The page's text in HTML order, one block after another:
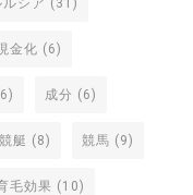
ルシア (31)
金化 (6)
成分 (6)
競艇 (8) 競馬 (9)
毛効果 (10)